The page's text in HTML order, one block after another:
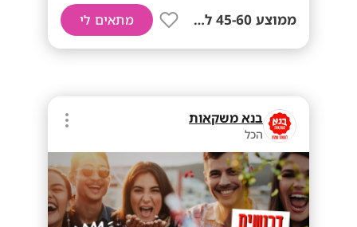
ממוצע 45-60 לשעה! מתאים לי
בנא משקאות
הכל